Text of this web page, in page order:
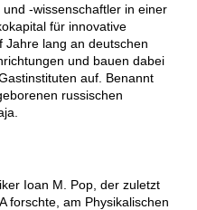
-wissenschaftler in einer
für innovative
Jahre lang an deutschen
und bauen dabei
auf. Benannt
russischen
Ioan M. Pop, der zuletzt
forschte, am Physikalischen